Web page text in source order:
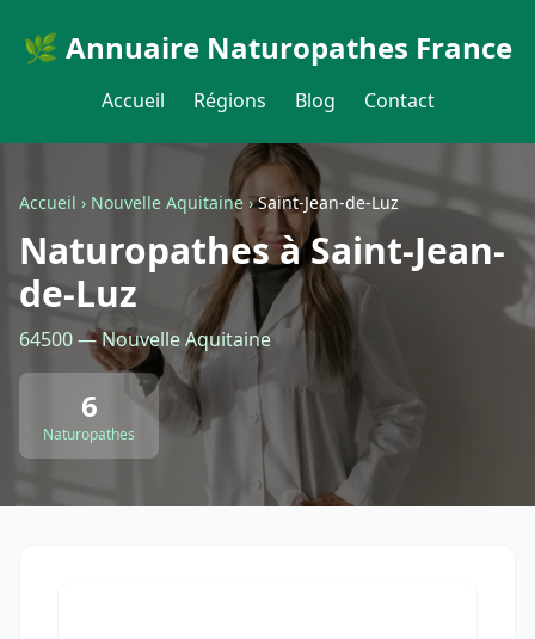
🌿 Annuaire Naturopathes France
Accueil Régions Blog Contact
Accueil › Nouvelle Aquitaine ›Saint-Jean-de-Luz
Naturopathes à Saint-Jean-
de-Luz
64500 — Nouvelle Aquitaine
6
Naturopathes